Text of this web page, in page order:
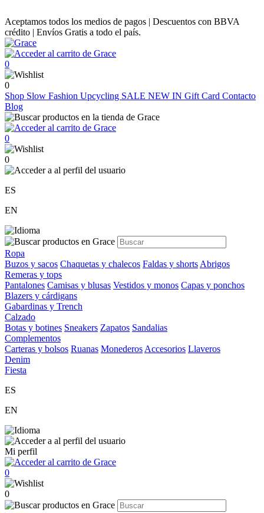
Aceptamos todos los medios de pagos | Descuentos con BBVA
crédito | Envíos Gratis a todo el país.
0
0
Shop Slow Fashion Upcycling SALE NEW IN Gift Card Contacto
Blog
0
0
ES
EN
Ropa
Buzos y sacos Chaquetas y chalecos Faldas y shorts Abrigos
Remeras y tops
Pantalones Camisas y blusas Vestidos y monos Capas y ponchos
Blazers y cárdigans
Gabardinas y Trench
Calzado
Botas y botines Sneakers Zapatos Sandalias
Complementos
Carteras y bolsos Ruanas Monederos Accesorios Llaveros
Denim
Fiesta
ES
EN
Mi perfil
0
0